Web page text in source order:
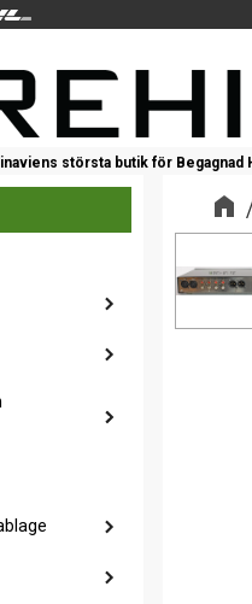
största butik för Begagnad